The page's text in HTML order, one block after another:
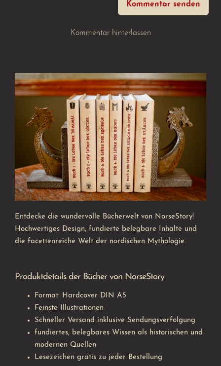
Kommentar senden
Kommentar hinterlassen
Entdecke die wundervolle Bücherwelt von NorseStory!
Hochwertiges Design, fundierte belegbare Inhalte und
die facettenreiche Welt der nordischen Mythologie.
Produktdetails der Bücher von NorseStory
Format: Hardcover DIN A5
Feinste Illustrationen
Schneller Versand inklusive Sendungsverfolgung
fundiertes, belegbares Wissen als historischen und
modernen Quellen
Lesezeichen gratis zu jeder Bestellung